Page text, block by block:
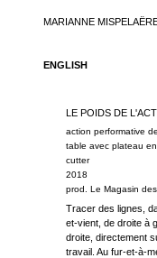
MARIANNE
ENGLISH
LE POIDS DE
action performative
table avec plateau
cutter
2018
prod. Le Magasin
Tracer des lignes,
et-vient, de droite à
droite, directement
travail. Au fur-et-à-